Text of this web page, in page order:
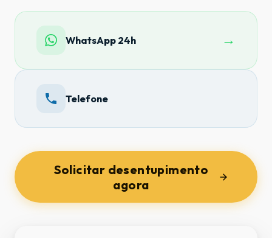
WhatsApp 24h →
Telefone
Solicitar desentupimento
agora